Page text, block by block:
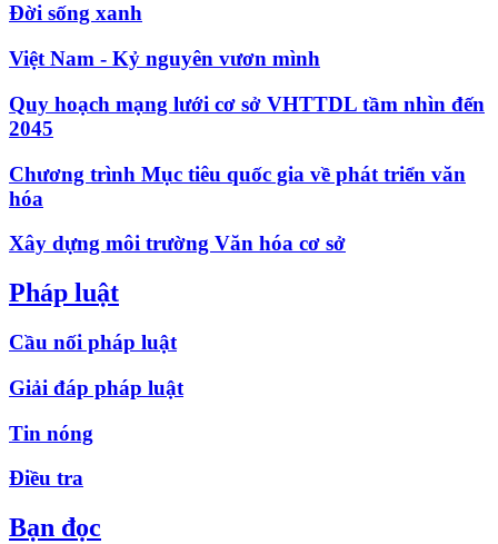
Đời sống xanh
Việt Nam - Kỷ nguyên vươn mình
Quy hoạch mạng lưới cơ sở VHTTDL tầm nhìn đến
2045
Chương trình Mục tiêu quốc gia về phát triển văn
hóa
Xây dựng môi trường Văn hóa cơ sở
Pháp luật
Cầu nối pháp luật
Giải đáp pháp luật
Tin nóng
Điều tra
Bạn đọc